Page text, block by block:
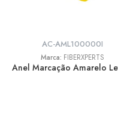
AC-AML100000I
Marca: FIBERXPERTS
Anel Marcação Amarelo